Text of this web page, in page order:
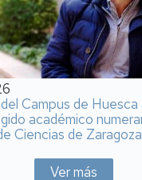
Campus de
académico
Ciencias de Zaragoza
Ver más